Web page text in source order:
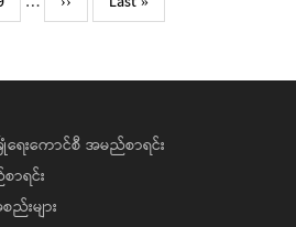
page
page
ေးကောင်စီ အမည်စာရင်း
ရင်း
းများ